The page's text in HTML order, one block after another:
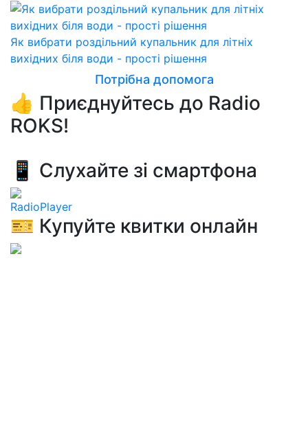
Як вибрати роздільний купальник для літніх
вихідних біля води - прості рішення
Потрібна допомога
👍 Приєднуйтесь до Radio
ROKS!
📱 Слухайте зі смартфона
RadioPlayer
🎫 Купуйте квитки онлайн